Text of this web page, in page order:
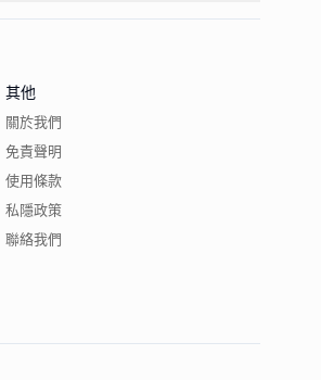
其他
關於我們
免責聲明
使用條款
私隱政策
聯絡我們